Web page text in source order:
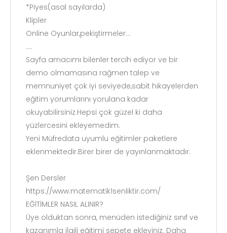
*Piyes(asal sayılarda)
Klipler
Online Oyunlar,pekiştirmeler...
....
Sayfa amacımı bilenler tercih ediyor ve bir
demo olmamasına rağmen talep ve
memnuniyet çok iyi seviyede,sabit hikayelerden
eğitim yorumlarını yorulana kadar
okuyabilirsiniz.Hepsi çok güzel ki daha
yüzlercesini ekleyemedim.
Yeni Müfredata uyumlu eğitimler paketlere
eklenmektedir.Birer birer de yayınlanmaktadır.
Şen Dersler
https://www.matematik1senliktir.com/
EĞİTİMLER NASIL ALINIR?
Üye olduktan sonra, menüden istediğiniz sınıf ve
kazanımla ilgili eğitimi sepete ekleyiniz. Daha